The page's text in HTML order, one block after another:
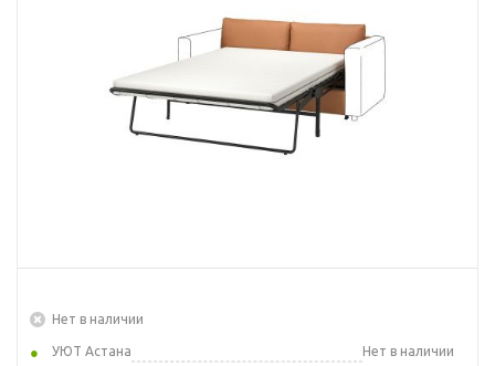
Нет в наличии
УЮТ Астана
Нет в наличии